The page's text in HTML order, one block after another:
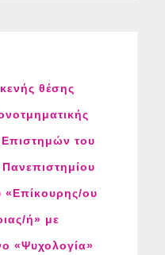
θέσης
του
«Επίκουρης/ου
ή» με
«Ψυχολογία»